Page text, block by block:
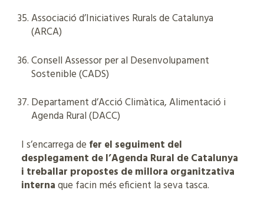
Associació d’Iniciatives Rurals de Catalunya
(ARCA)
Consell Assessor per al Desenvolupament
Sostenible (CADS)
Departament d’Acció Climàtica, Alimentació i
Agenda Rural (DACC)
I s’encarrega de fer el seguiment del
desplegament de l’Agenda Rural de Catalunya
i treballar propostes de millora organitzativa
internaque facin més eficient la seva tasca.